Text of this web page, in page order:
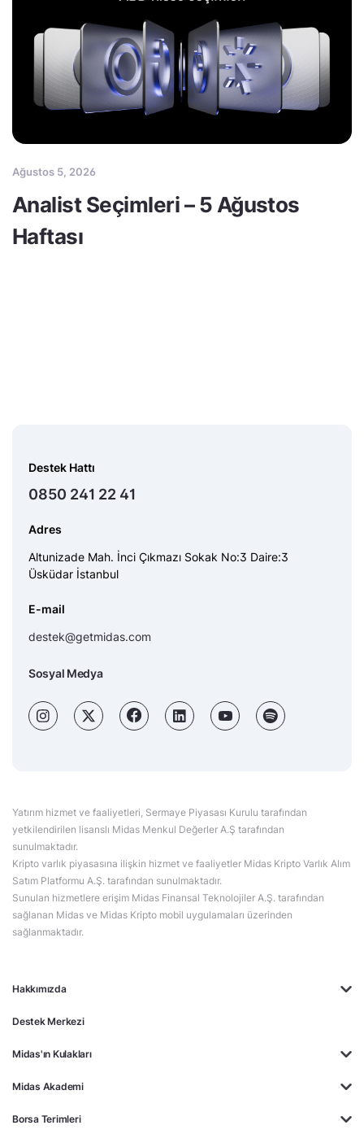
Ağustos 5, 2026
Analist Seçimleri – 5 Ağustos
Haftası
Hakkımızda
Destek Merkezi
Midas'ın Kulakları
Midas Akademi
Borsa Terimleri
Destek Hattı
0850 241 22 41
Adres
Altunizade Mah. İnci Çıkmazı Sokak No:3 Daire:3
Üsküdar İstanbul
E-mail
destek@getmidas.com
Sosyal Medya
Yatırım hizmet ve faaliyetleri, Sermaye Piyasası Kurulu tarafından
yetkilendirilen lisanslı Midas Menkul Değerler A.Ş tarafından
sunulmaktadır.
Kripto varlık piyasasına ilişkin hizmet ve faaliyetler Midas Kripto Varlık Alım
Satım Platformu A.Ş. tarafından sunulmaktadır.
Sunulan hizmetlere erişim Midas Finansal Teknolojiler A.Ş. tarafından
sağlanan Midas ve Midas Kripto mobil uygulamaları üzerinden
sağlanmaktadır.